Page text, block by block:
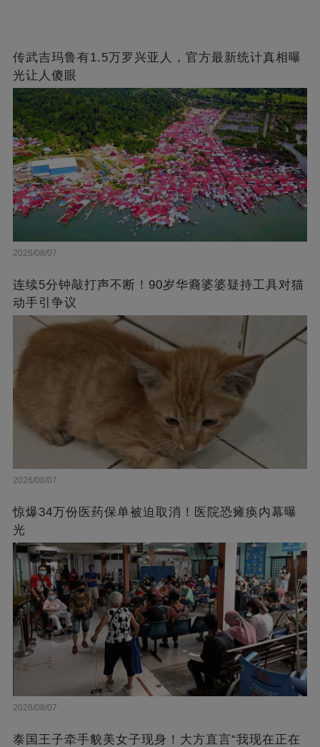
传武吉玛鲁有1.5万罗兴亚人，官方最新统计真相曝
光让人傻眼
2026/08/07
连续5分钟敲打声不断！90岁华裔婆婆疑持工具对猫
动手引争议
2026/08/07
惊爆34万份医药保单被迫取消！医院恐瘫痪内幕曝
光
2026/08/07
泰国王子牵手貌美女子现身！大方直言“我现在正在